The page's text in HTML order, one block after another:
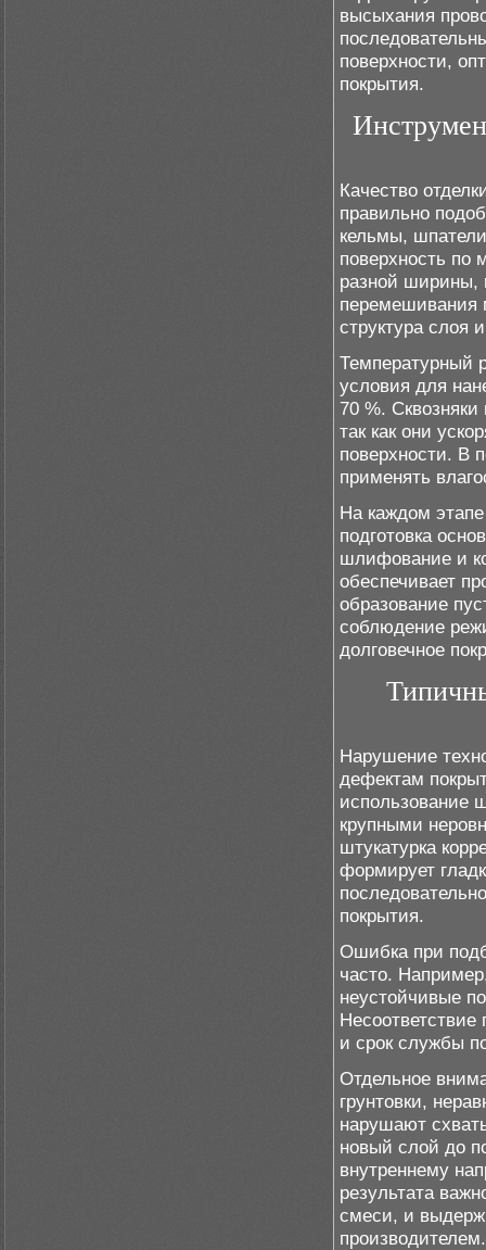
высыхания
поверхности,
покрытия.
Качество
правильно
кельмы,
поверхность по
разной ширины,
перемешивания
структура слоя
Температурный
условия для
70 %.
так как они
поверхности. В
применять
На каждом
подготовка
шлифование и
обеспечивает
образование
соблюдение
долговечное
Нарушение
дефектам
использование
крупными
штукатурка
формирует
покрытия.
Ошибка при
часто.
неустойчивые
и срок службы
Отдельное
грунтовки,
нарушают
новый слой до
внутреннему
результата
смеси, и
производителем.